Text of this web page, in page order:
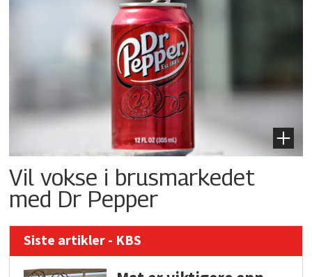
Vil vokse i brusmarkedet
med Dr Pepper
Siste artikler - KBS